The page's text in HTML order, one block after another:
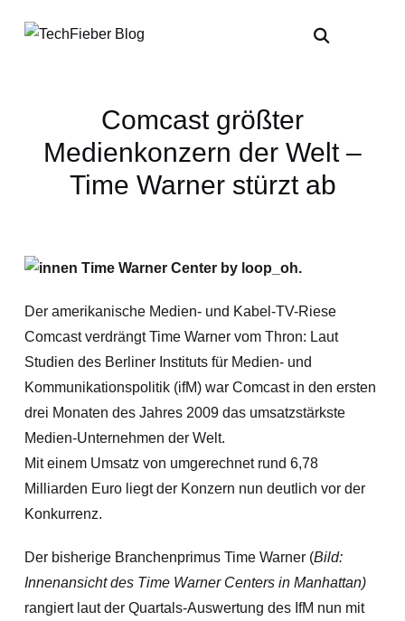
Comcast größter
Medienkonzern der Welt –
Time Warner stürzt ab
Der amerikanische Medien- und Kabel-TV-Riese
Comcast verdrängt Time Warner vom Thron: Laut
Studien des Berliner Instituts für Medien- und
Kommunikationspolitik (ifM) war Comcast in den ersten
drei Monaten des Jahres 2009 das umsatzstärkste
Medien-Unternehmen der Welt.
Mit einem Umsatz von umgerechnet rund 6,78
Milliarden Euro liegt der Konzern nun deutlich vor der
Konkurrenz.
Der bisherige Branchenprimus Time Warner (Bild:
Innenansicht des Time Warner Centers in Manhattan)
rangiert laut der Quartals-Auswertung des IfM nun mit